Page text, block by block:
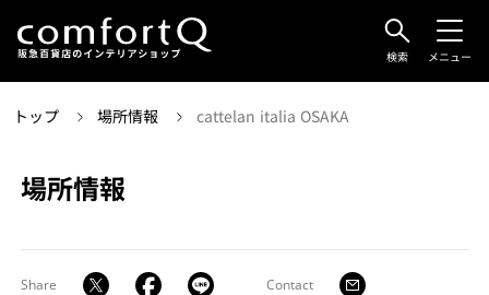
検索 メニュー
トップ 場所情報 cattelan italia OSAKA
場所情報
Share Contact